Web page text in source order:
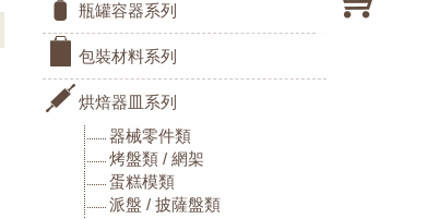
瓶罐容器系列
包裝材料系列
烘焙器皿系列
器械零件類
烤盤類 / 網架
蛋糕模類
派盤 / 披薩盤類